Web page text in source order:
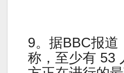
9。据BBC报道
称，至少有 53